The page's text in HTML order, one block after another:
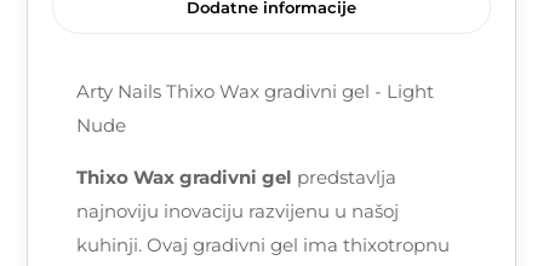
Dodatne informacije
Arty Nails Thixo Wax gradivni gel - Light
Nude
Thixo Wax gradivni gel predstavlja
najnoviju inovaciju razvijenu u našoj
kuhinji. Ovaj gradivni gel ima thixotropnu